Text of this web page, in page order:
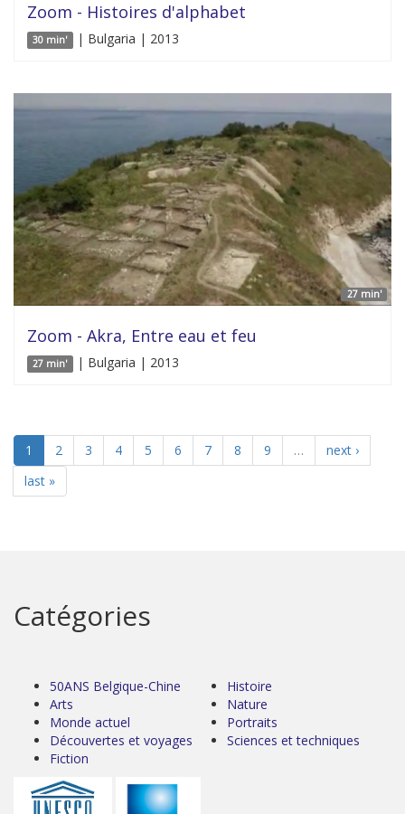
Zoom - Histoires d'alphabet
30 min' | Bulgaria | 2013
27 min'
Zoom - Akra, Entre eau et feu
27 min' | Bulgaria | 2013
1 2 3 4 5 6 7 8 9 …
next ›
last »
Catégories
50ANS Belgique-Chine
Arts
Monde actuel
Découvertes et voyages
Fiction
Histoire
Nature
Portraits
Sciences et techniques